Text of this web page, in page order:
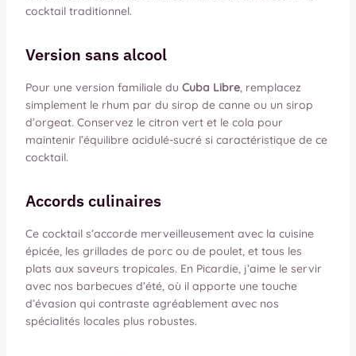
cocktail traditionnel.
Version sans alcool
Pour une version familiale du Cuba Libre, remplacez
simplement le rhum par du sirop de canne ou un sirop
d’orgeat. Conservez le citron vert et le cola pour
maintenir l’équilibre acidulé-sucré si caractéristique de ce
cocktail.
Accords culinaires
Ce cocktail s’accorde merveilleusement avec la cuisine
épicée, les grillades de porc ou de poulet, et tous les
plats aux saveurs tropicales. En Picardie, j’aime le servir
avec nos barbecues d’été, où il apporte une touche
d’évasion qui contraste agréablement avec nos
spécialités locales plus robustes.